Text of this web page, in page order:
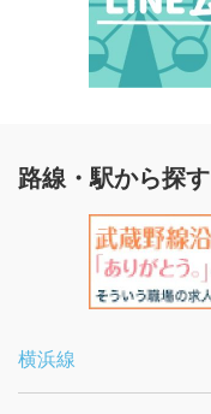
路線・駅から探す
横浜線